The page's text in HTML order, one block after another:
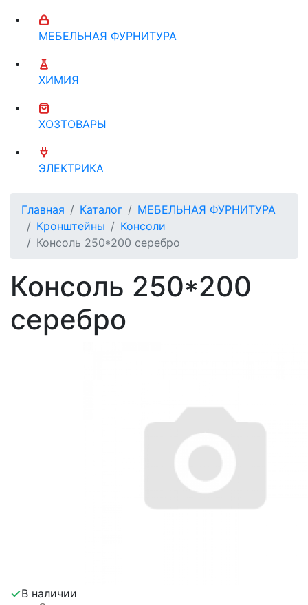
МЕБЕЛЬНАЯ ФУРНИТУРА
ХИМИЯ
ХОЗТОВАРЫ
ЭЛЕКТРИКА
Главная Каталог
МЕБЕЛЬНАЯ ФУРНИТУРА
Кронштейны
Консоли
Консоль 250*200 серебро
Консоль 250*200
серебро
В наличии